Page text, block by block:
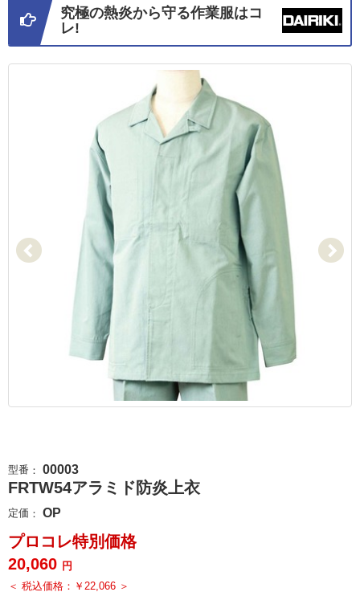
究極の熱炎から守る作業服はコ
レ!
型番 ： 00003
FRTW54アラミド防炎上衣
定価 ： OP
プロコレ特別価格
20,060 円
＜ 税込価格：￥22,066 ＞